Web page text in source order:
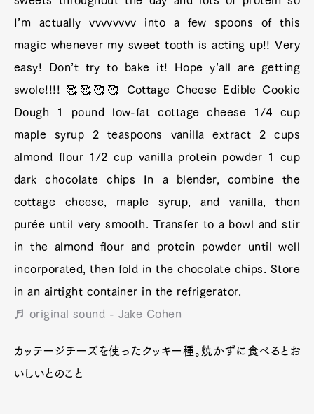
I’m actually vvvvvvvv into a few spoons of this
magic whenever my sweet tooth is acting up!! Very
easy! Don’t try to bake it! Hope y’all are getting
swole!!!! 🥰🥰🥰🥰 Cottage Cheese Edible Cookie
Dough 1 pound low-fat cottage cheese 1/4 cup
maple syrup 2 teaspoons vanilla extract 2 cups
almond flour 1/2 cup vanilla protein powder 1 cup
dark chocolate chips In a blender, combine the
cottage cheese, maple syrup, and vanilla, then
purée until very smooth. Transfer to a bowl and stir
in the almond flour and protein powder until well
incorporated, then fold in the chocolate chips. Store
in an airtight container in the refrigerator.
♬ original sound - Jake Cohen
カッテージチーズを使ったクッキー種。焼かずに食べるとお
いしいとのこと